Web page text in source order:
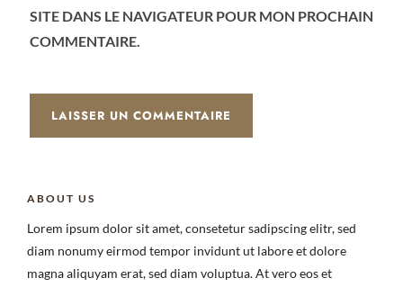
SITE DANS LE NAVIGATEUR POUR MON PROCHAIN
COMMENTAIRE.
ABOUT US
Lorem ipsum dolor sit amet, consetetur sadipscing elitr, sed
diam nonumy eirmod tempor invidunt ut labore et dolore
magna aliquyam erat, sed diam voluptua. At vero eos et